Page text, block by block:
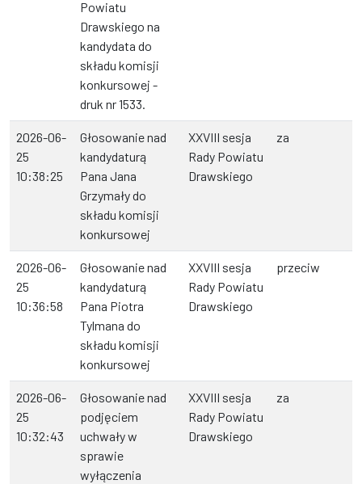
Powiatu
Drawskiego na
kandydata do
składu komisji
konkursowej -
druk nr 1533.
2026-06-
25
10:38:25
Głosowanie nad
kandydaturą
Pana Jana
Grzymały do
składu komisji
konkursowej
XXVIII sesja
Rady Powiatu
Drawskiego
za
2026-06-
25
10:36:58
Głosowanie nad
kandydaturą
Pana Piotra
Tylmana do
składu komisji
konkursowej
XXVIII sesja
Rady Powiatu
Drawskiego
przeciw
2026-06-
25
10:32:43
Głosowanie nad
podjęciem
uchwały w
sprawie
wyłączenia
XXVIII sesja
Rady Powiatu
Drawskiego
za